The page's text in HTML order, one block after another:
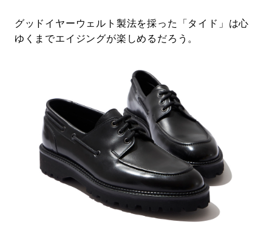
グッドイヤーウェルト製法を採った「タイド」は心
ゆくまでエイジングが楽しめるだろう。